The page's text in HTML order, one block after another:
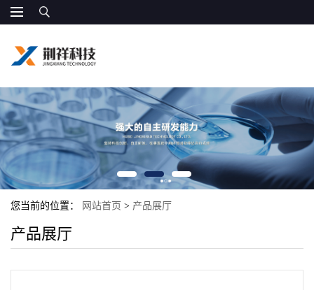
您当前的位置： 网站首页 > 产品展厅
产品展厅